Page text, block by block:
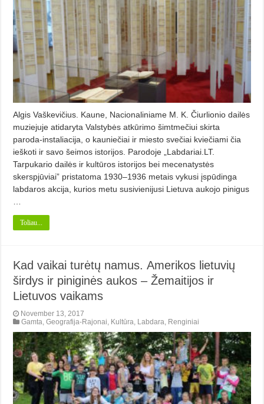
Algis Vaškevičius. Kaune, Nacionaliniame M. K. Čiurlionio dailės
muziejuje atidaryta Valstybės atkūrimo šimtmečiui skirta
paroda-instaliacija, o kauniečiai ir miesto svečiai kviečiami čia
ieškoti ir savo šeimos istorijos. Parodoje „Labdariai.LT.
Tarpukario dailės ir kultūros istorijos bei mecenatystės
skerspjūviai” pristatoma 1930–1936 metais vykusi įspūdinga
labdaros akcija, kurios metu susivienijusi Lietuva aukojo pinigus
Toliau...
Kad vaikai turėtų namus. Amerikos lietuvių
širdys ir piniginės aukos – Žemaitijos ir
Lietuvos vaikams
November 13, 2017
Gamta ,Geografija-Rajonai Kultūra Labdara Renginiai